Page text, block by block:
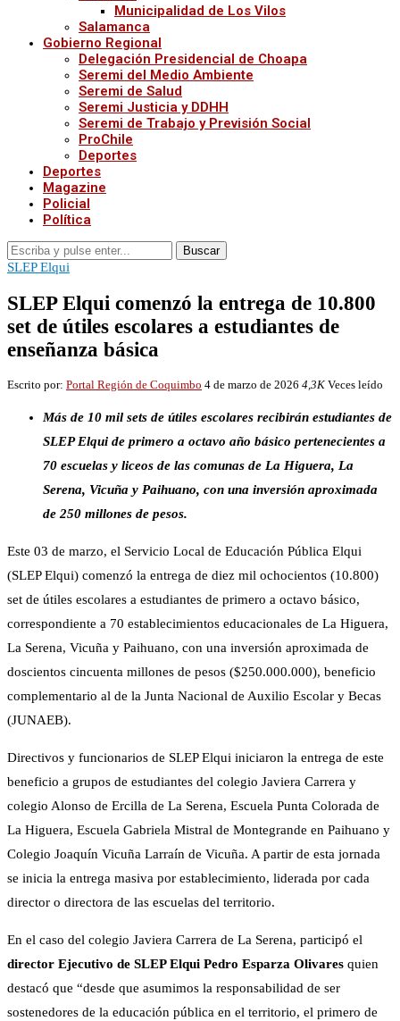
Municipalidad de Los Vilos
Salamanca
Gobierno Regional
Delegación Presidencial de Choapa
Seremi del Medio Ambiente
Seremi de Salud
Seremi Justicia y DDHH
Seremi de Trabajo y Previsión Social
ProChile
Deportes
Deportes
Magazine
Policial
Política
Buscar
SLEP Elqui
SLEP Elqui comenzó la entrega de 10.800
set de útiles escolares a estudiantes de
enseñanza básica
Escrito por: Portal Región de Coquimbo 4 de marzo de 2026 4,3K Veces leído
Más de 10 mil sets de útiles escolares recibirán estudiantes de
SLEP Elqui de primero a octavo año básico pertenecientes a
70 escuelas y liceos de las comunas de La Higuera, La
Serena, Vicuña y Paihuano, con una inversión aproximada
de 250 millones de pesos.
Este 03 de marzo, el Servicio Local de Educación Pública Elqui
(SLEP Elqui) comenzó la entrega de diez mil ochocientos (10.800)
set de útiles escolares a estudiantes de primero a octavo básico,
correspondiente a 70 establecimientos educacionales de La Higuera,
La Serena, Vicuña y Paihuano, con una inversión aproximada de
doscientos cincuenta millones de pesos ($250.000.000), beneficio
complementario al de la Junta Nacional de Auxilio Escolar y Becas
(JUNAEB).
Directivos y funcionarios de SLEP Elqui iniciaron la entrega de este
beneficio a grupos de estudiantes del colegio Javiera Carrera y
colegio Alonso de Ercilla de La Serena, Escuela Punta Colorada de
La Higuera, Escuela Gabriela Mistral de Montegrande en Paihuano y
Colegio Joaquín Vicuña Larraín de Vicuña. A partir de esta jornada
se inicia la entrega masiva por establecimiento, liderada por cada
director o directora de las escuelas del territorio.
En el caso del colegio Javiera Carrera de La Serena, participó el
director Ejecutivo de SLEP Elqui Pedro Esparza Olivares quien
destacó que “desde que asumimos la responsabilidad de ser
sostenedores de la educación pública en el territorio, el primero de